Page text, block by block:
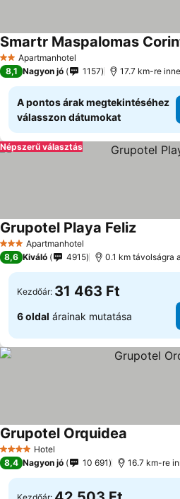
2 Kategória
Apartmanhotel
Smartr Maspalomas
8,1 Nagyon jó 1157 17.7 km-re
A pontos árak megtekintéséhez
válasszon dátumokat
Népszerű választás
3 KategóriaApartmanhotel
Grupotel Playa Feliz
8,6 Kiváló 4915 0.1 km távolságra
Kezdőár: 31 463 Ft
6 oldal árainak mutatása
4 KategóriaHotel
Grupotel Orquidea
8,4 Nagyon jó 10 691 16.7 km-re
Kezdőár: